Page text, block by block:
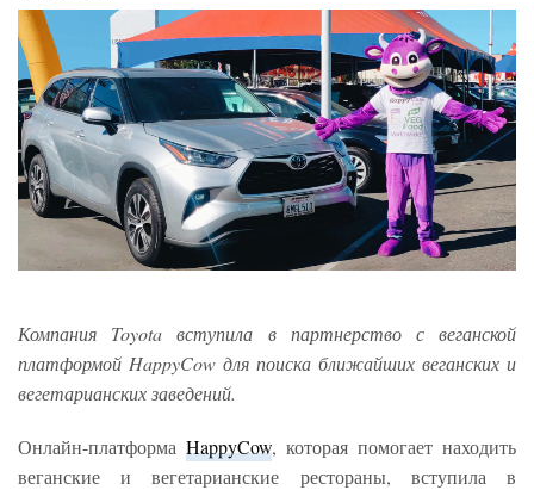
Компания Toyota вступила в партнерство с веганской
платформой HappyCow для поиска ближайших веганских и
вегетарианских заведений.
Онлайн-платформа HappyCow, которая помогает находить
веганские и вегетарианские рестораны, вступила в